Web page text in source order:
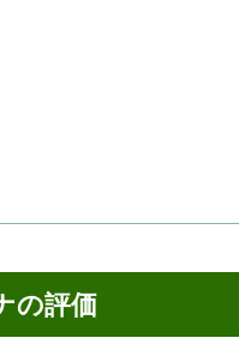
の評価